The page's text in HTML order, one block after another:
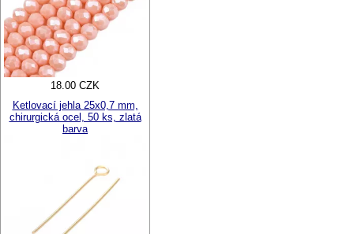
18.00 CZK
Ketlovací jehla 25x0,7 mm,
chirurgická ocel, 50 ks, zlatá
barva